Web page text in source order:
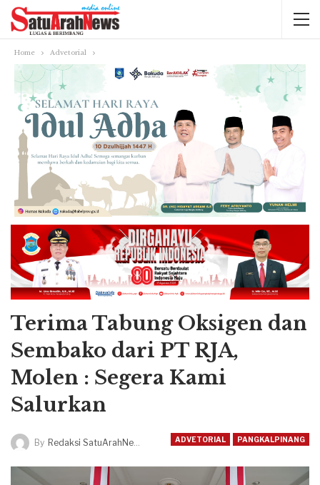
Home Advetorial
Terima Tabung Oksigen dan
Sembako dari PT RJA,
Molen : Segera Kami
Salurkan
ADVETORIAL PANGKALPINANG
By Redaksi SatuArahNews